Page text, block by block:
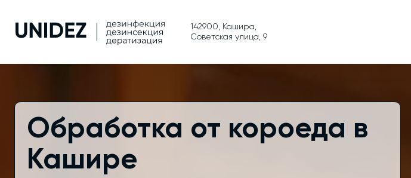
142900, Кашира,
Советская улица, 9
Обработка от короеда в
Кашире